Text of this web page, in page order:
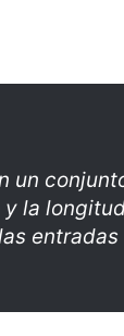
un
la